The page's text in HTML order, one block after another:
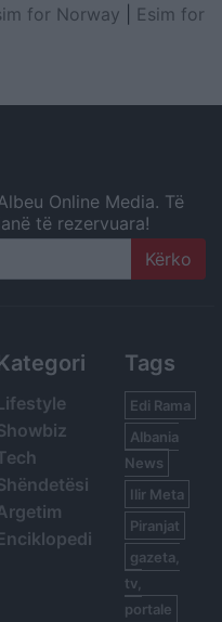
for Norway
Esim for
Online Media. Të
të rezervuara!
Tags
Edi Rama
Albania
News
Ilir Meta
Piranjat
gazeta,
tv,
portale